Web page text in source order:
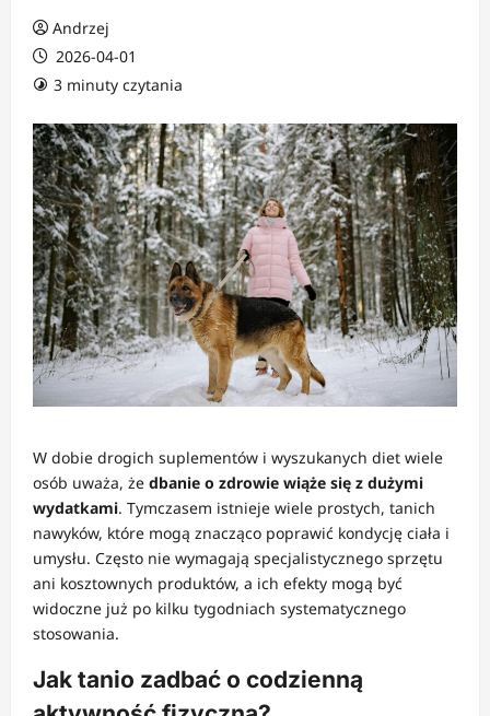
Andrzej
2026-04-01
3 minuty czytania
W dobie drogich suplementów i wyszukanych diet wiele
osób uważa, że dbanie o zdrowie wiąże się z dużymi
wydatkami. Tymczasem istnieje wiele prostych, tanich
nawyków, które mogą znacząco poprawić kondycję ciała i
umysłu. Często nie wymagają specjalistycznego sprzętu
ani kosztownych produktów, a ich efekty mogą być
widoczne już po kilku tygodniach systematycznego
stosowania.
Jak tanio zadbać o codzienną